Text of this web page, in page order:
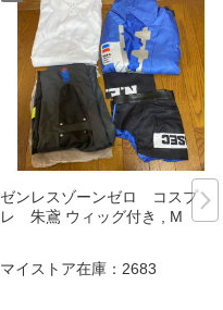
ゼンレスゾーンゼロ コスプ
レ 朱鳶 ウィッグ付き , M
マイストア在庫： 2683